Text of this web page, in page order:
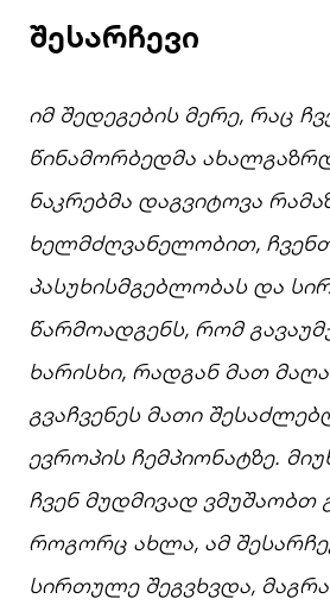
შესარჩევი
იმ შედეგების მერე, რაც
წინამორბედმა
ნაკრებმა დაგვიტოვა
ხელმძღვანელობით,
პასუხისმგებლობას და
წარმოადგენს, რომ
ხარისხი, რადგანმათ
გვაჩვენეს მათი
ევროპის ჩემპიონატზე.
ჩვენმუდმივად ვმუშაობთ
როგორც ახლა, ამ
სირთულე შეგვხვდა,